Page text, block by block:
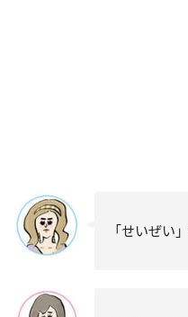
「せいぜい